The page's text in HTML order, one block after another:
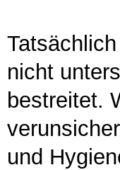
nicht
bestreitet.
und